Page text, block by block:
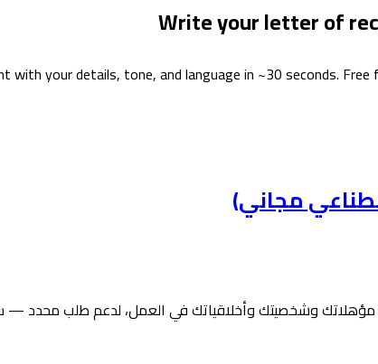
Write your letter of
your details, tone, and language in ~30 seconds.
وشخصيتك وأخلاقياتك في العمل، لدعم طلب محدد